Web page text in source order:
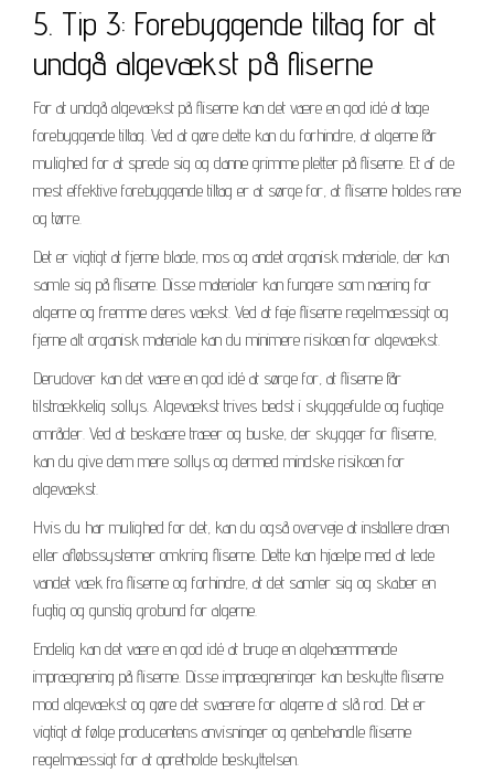
5. Tip 3: Forebyggende tiltag for at
undgå algevækst på fliserne
For at undgå algevækst på fliserne kan det være en god idé at tage
forebyggende tiltag. Ved at gøre dette kan du forhindre, at algerne får
mulighed for at sprede sig og danne grimme pletter på fliserne. Et af de
mest effektive forebyggende tiltag er at sørge for, at fliserne holdes rene
og tørre.
Det er vigtigt at fjerne blade, mos og andet organisk materiale, der kan
samle sig på fliserne. Disse materialer kan fungere som næring for
algerne og fremme deres vækst. Ved at feje fliserne regelmæssigt og
fjerne alt organisk materiale kan du minimere risikoen for algevækst.
Derudover kan det være en god idé at sørge for, at fliserne får
tilstrækkelig sollys. Algevækst trives bedst i skyggefulde og fugtige
områder. Ved at beskære træer og buske, der skygger for fliserne,
kan du give dem mere sollys og dermed mindske risikoen for
algevækst.
Hvis du har mulighed for det, kan du også overveje at installere dræn
eller afløbssystemer omkring fliserne. Dette kan hjælpe med at lede
vandet væk fra fliserne og forhindre, at det samler sig og skaber en
fugtig og gunstig grobund for algerne.
Endelig kan det være en god idé at bruge en algehæmmende
imprægnering på fliserne. Disse imprægneringer kan beskytte fliserne
mod algevækst og gøre det sværere for algerne at slå rod. Det er
vigtigt at følge producentens anvisninger og genbehandle fliserne
regelmæssigt for at opretholde beskyttelsen.